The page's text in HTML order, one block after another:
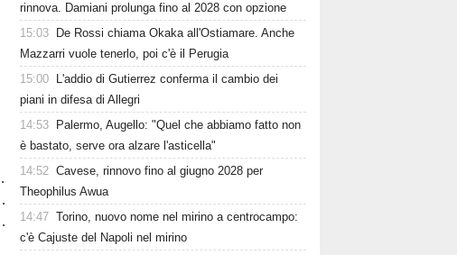
rinnova. Damiani prolunga fino al 2028 con opzione
15:03
De Rossi chiama Okaka all'Ostiamare. Anche
Mazzarri vuole tenerlo, poi c'è il Perugia
15:00
L'addio di Gutierrez conferma il cambio dei
piani in difesa di Allegri
14:53
Palermo, Augello: "Quel che abbiamo fatto non
è bastato, serve ora alzare l'asticella"
14:52 Cavese, rinnovo fino al giugno 2028 per
Theophilus Awua
14:47 Torino, nuovo nome nel mirino a centrocampo:
c'è Cajuste del Napoli nel mirino